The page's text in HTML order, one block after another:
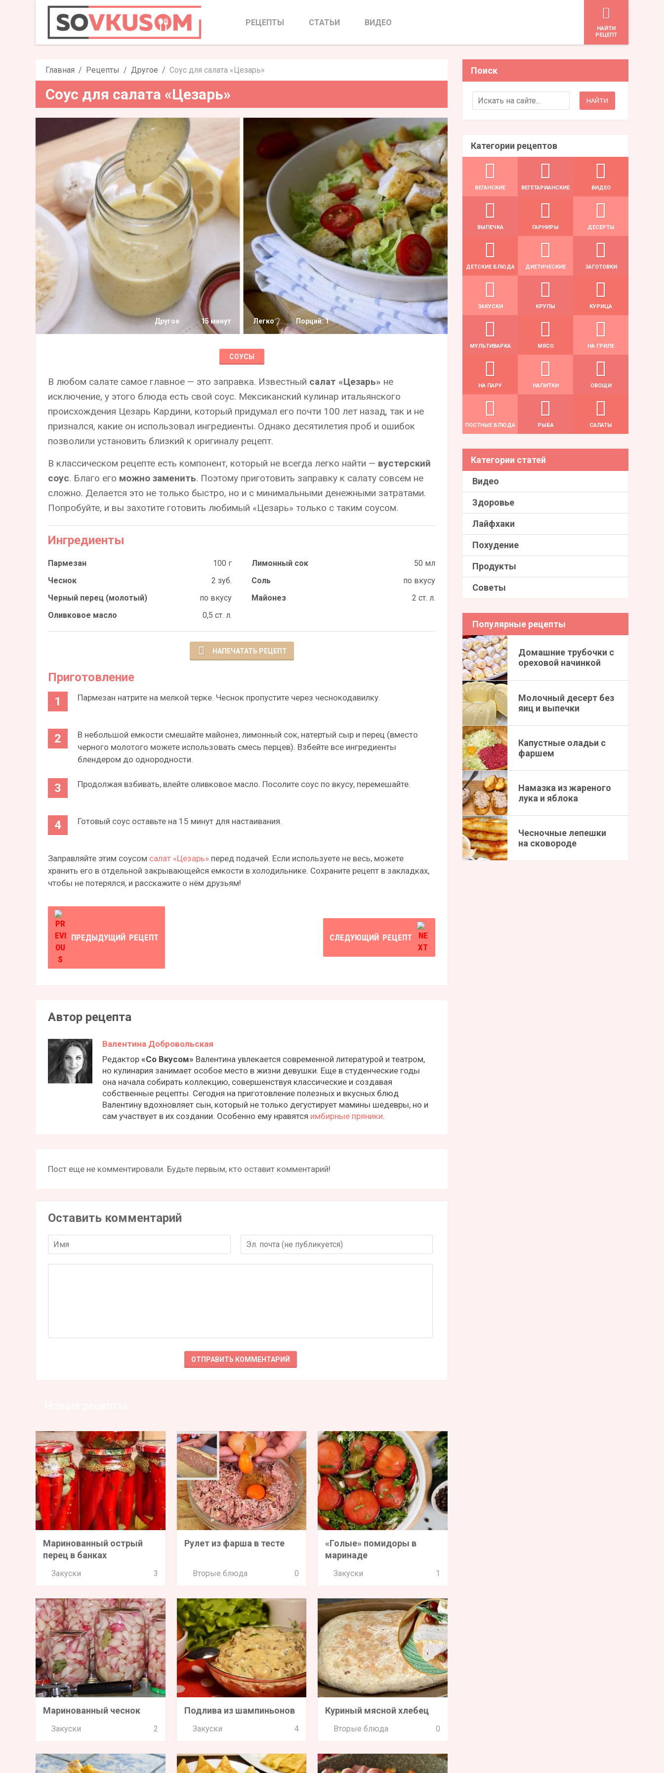
Соус для салата «Цезарь»
РЕЦЕПТЫ СТАТЬИ ВИДЕО
HАЙТИ
РЕЦЕПТ
Главная Рецепты Другое Соус для салата «Цезарь»
Соус для салата «Цезарь»
Другое 15 минут Легко Порций: 1
СОУСЫ
В любом салате самое главное — это заправка. Известный салат «Цезарь» не
исключение, у этого блюда есть свой соус. Мексиканский кулинар итальянского
происхождения Цезарь Кардини, который придумал его почти 100 лет назад, так и не
признался, какие он использовал ингредиенты. Однако десятилетия проб и ошибок
позволили установить близкий к оригиналу рецепт.
В классическом рецепте есть компонент, который не всегда легко найти — вустерский
соус. Благо его можно заменить. Поэтому приготовить заправку к салату совсем не
сложно. Делается это не только быстро, но и с минимальными денежными затратами.
Попробуйте, и вы захотите готовить любимый «Цезарь» только с таким соусом.
Ингредиенты
Пармезан 100 г Лимонный сок
50 мл
Чеснок
2 зуб. Соль
по вкусу
Черный перец (молотый)
по вкусу Майонез
2 ст. л.
Оливковое масло
0,5 ст. л.
НАПЕЧАТАТЬ РЕЦЕПТ
Приготовление
Пармезан натрите на мелкой терке. Чеснок пропустите через чеснокодавилку.
В небольшой емкости смешайте майонез, лимонный сок, натертый сыр и перец (вместо
черного молотого можете использовать смесь перцев). Взбейте все ингредиенты
блендером до однородности.
Продолжая взбивать, влейте оливковое масло. Посолите соус по вкусу, перемешайте.
Готовый соус оставьте на 15 минут для настаивания.
Заправляйте этим соусом салат «Цезарь» перед подачей. Если используете не весь, можете
хранить его в отдельной закрывающейся емкости в холодильнике. Сохраните рецепт в закладках,
чтобы не потерялся, и расскажите о нём друзьям!
ПРЕДЫДУЩИЙ РЕЦЕПТ СЛЕДУЮЩИЙ РЕЦЕПТ
Автор рецепта
Валентина Добровольская
Редактор «Со Вкусом» Валентина увлекается современной литературой и театром,
но кулинария занимает особое место в жизни девушки. Еще в студенческие годы
она начала собирать коллекцию, совершенствуя классические и создавая
собственные рецепты. Сегодня на приготовление полезных и вкусных блюд
Валентину вдохновляет сын, который не только дегустирует мамины шедевры, но и
сам участвует в их создании. Особенно ему нравятся имбирные пряники.
Пост еще не комментировали. Будьте первым, кто оставит комментарий!
Оставить комментарий
Маринованный острый
перец в банках
Закуски 3
Рулет из фарша в тесте
Вторые блюда 0
«Голые» помидоры в
маринаде
Закуски 1
Маринованный чеснок
Закуски 2
Подлива из шампиньонов
Закуски 4
Куриный мясной хлебец
Вторые блюда 0
Поиск
Search for:
Категории рецептов
ВЕГАНСКИЕ ВЕГЕТАРИАНСКИЕ ВИДЕО
ВЫПЕЧКА ГАРНИРЫ ДЕСЕРТЫ
ДЕТСКИЕ БЛЮДА ДИЕТИЧЕСКИЕ ЗАГОТОВКИ
ЗАКУСКИ КРУПЫ КУРИЦА
МУЛЬТИВАРКА МЯСО НА ГРИЛЕ
НА ПАРУ НАПИТКИ ОВОЩИ
ПОСТНЫЕ БЛЮДА РЫБА САЛАТЫ
Категории статей
Видео
Здоровье
Лайфхаки
Похудение
Продукты
Советы
Популярные рецепты
Домашние трубочки с
ореховой начинкой
Молочный десерт без
яиц и выпечки
Капустные оладьи с
фаршем
Намазка из жареного
лука и яблока
Чесночные лепешки
на сковороде